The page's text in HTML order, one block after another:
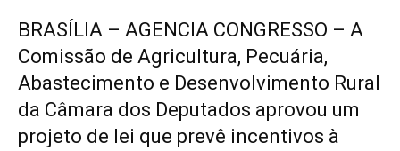
BRASÍLIA – AGENCIA CONGRESSO – A
Comissão de Agricultura, Pecuária,
Abastecimento e Desenvolvimento Rural
da Câmara dos Deputados aprovou um
projeto de lei que prevê incentivos à